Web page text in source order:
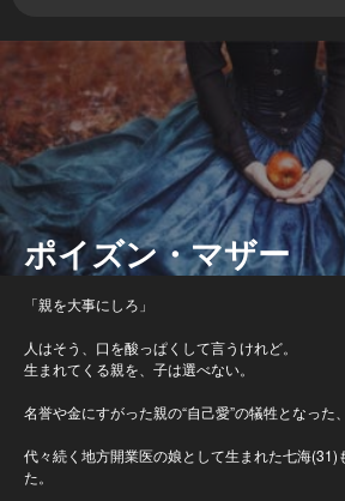
ポイズン・マザー
「親を大事にしろ」
人はそう、口を酸っぱくして言うけれど。
生まれてくる親を、子は選べない。
名誉や金にすがった親の“自己愛”の犠牲となった
代々続く地方開業医の娘として生まれた七海(31)
た。